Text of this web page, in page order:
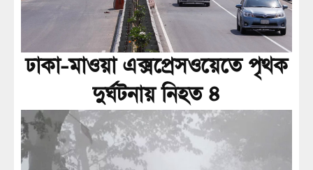
ঢাকা-মাওয়া এক্সপ্রেসওয়েতে পৃথক
দুর্ঘটনায় নিহত ৪